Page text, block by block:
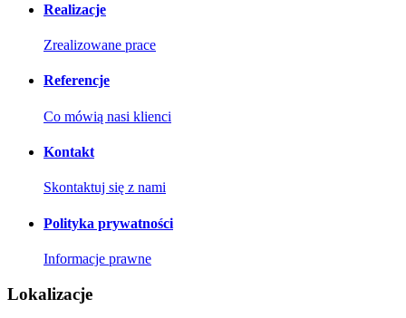
Realizacje
Zrealizowane prace
Referencje
Co mówią nasi klienci
Kontakt
Skontaktuj się z nami
Polityka prywatności
Informacje prawne
Lokalizacje